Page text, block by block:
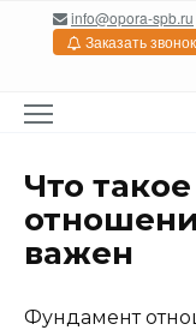
Перейтиinfo@opora-spb.ru
Заказать звонок
Что
важен
Фундамент